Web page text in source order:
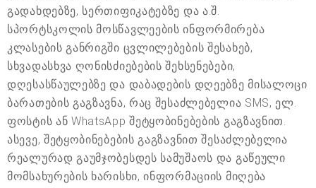
გადახდებზე, სერთიფიკატებზე და ა.შ.
სპორტსკოლის მოსწავლეების ინფორმირება
კლასების განრიგში ცვლილებების შესახებ,
სხვადასხვა ღონისძიებების შეხსენებები,
დღესასწაულებზე და დაბადების დღეებზე მისალოცი
ბარათების გაგზავნა, რაც შესაძლებელია SMS, ელ.
ფოსტის ან WhatsApp შეტყობინებების გაგზავნით.
ასევე, შეტყობინებების გაგზავნით შესაძლებელია
რეალურად გაუმჯობესდეს სამუშაოს და გაწეული
მომსახურების ხარისხი, ინფორმაციის მიღება